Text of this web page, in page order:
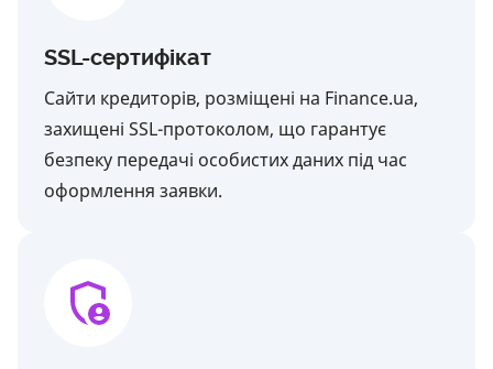
SSL-сертифікат
Сайти кредиторів, розміщені на Finance.ua,
захищені SSL-протоколом, що гарантує
безпеку передачі особистих даних під час
оформлення заявки.